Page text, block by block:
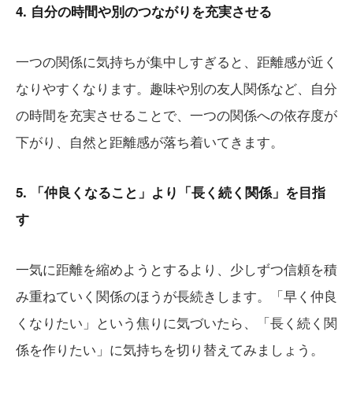
4. 自分の時間や別のつながりを充実させる
一つの関係に気持ちが集中しすぎると、距離感が近く
なりやすくなります。趣味や別の友人関係など、自分
の時間を充実させることで、一つの関係への依存度が
下がり、自然と距離感が落ち着いてきます。
5. 「仲良くなること」より「長く続く関係」を目指
す
一気に距離を縮めようとするより、少しずつ信頼を積
み重ねていく関係のほうが長続きします。「早く仲良
くなりたい」という焦りに気づいたら、「長く続く関
係を作りたい」に気持ちを切り替えてみましょう。